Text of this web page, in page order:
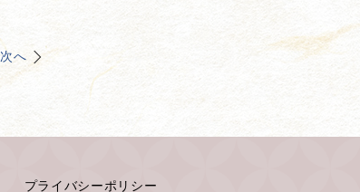
次へ
プライバシーポリシー